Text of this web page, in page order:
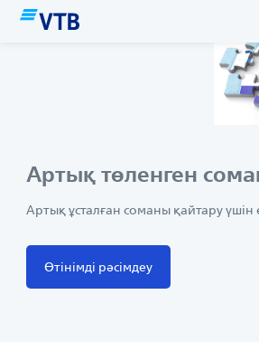
Артық төленген
Артық ұсталған соманы қайтару үшін
Өтінімді рәсімдеу